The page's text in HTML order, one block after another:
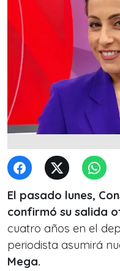
El pasado lunes,
confirmó su salida
cuatro años en el
periodista asumirá
Mega.